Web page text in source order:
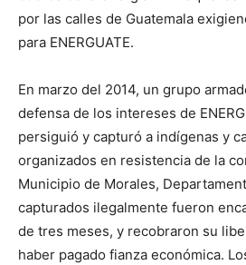
por las calles de Guatemala
para ENERGUATE.
En marzo del 2014, un grupo
defensa de los intereses de
persiguió y capturó a indígenas y
organizados en resistencia de la
Municipio de Morales,
capturados ilegalmente fueron
de tres meses, y recobraron su
haber pagado fianza económica.